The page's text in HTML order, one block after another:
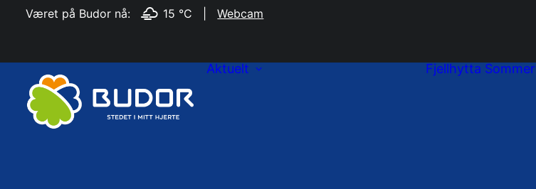
Været på Budor nå: 15 °C |Webcam
Aktuelt
Fjellhytta Sommer